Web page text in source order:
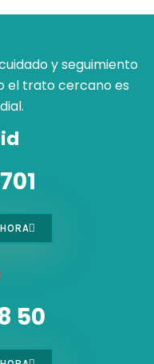
y seguimiento
el trato cercano es
50